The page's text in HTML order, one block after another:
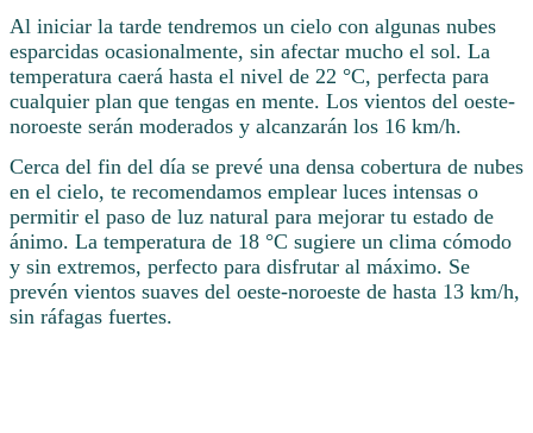
Al iniciar la tarde tendremos un cielo con algunas nubes
esparcidas ocasionalmente, sin afectar mucho el sol. La
temperatura caerá hasta el nivel de 22 °C, perfecta para
cualquier plan que tengas en mente. Los vientos del oeste-
noroeste serán moderados y alcanzarán los 16 km/h.
Cerca del fin del día se prevé una densa cobertura de nubes
en el cielo, te recomendamos emplear luces intensas o
permitir el paso de luz natural para mejorar tu estado de
ánimo. La temperatura de 18 °C sugiere un clima cómodo
y sin extremos, perfecto para disfrutar al máximo. Se
prevén vientos suaves del oeste-noroeste de hasta 13 km/h,
sin ráfagas fuertes.